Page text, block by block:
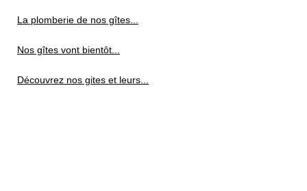
La plomberie de nos gîtes...
Nos gîtes vont bientôt...
Découvrez nos gites et leurs...